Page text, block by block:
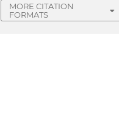
MORE CITATION
FORMATS